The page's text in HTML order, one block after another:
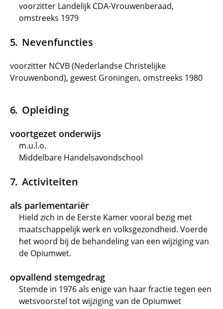
voorzitter Landelijk CDA-Vrouwenberaad,
omstreeks 1979
Nevenfuncties
voorzitter NCVB (Nederlandse Christelijke
Vrouwenbond), gewest Groningen, omstreeks 1980
Opleiding
voortgezet onderwijs
m.u.l.o.
Middelbare Handelsavondschool
Activiteiten
als parlementariër
Hield zich in de Eerste Kamer vooral bezig met
maatschappelijk werk en volksgezondheid. Voerde
het woord bij de behandeling van een wijziging van
de Opiumwet.
opvallend stemgedrag
Stemde in 1976 als enige van haar fractie tegen een
wetsvoorstel tot wijziging van de Opiumwet